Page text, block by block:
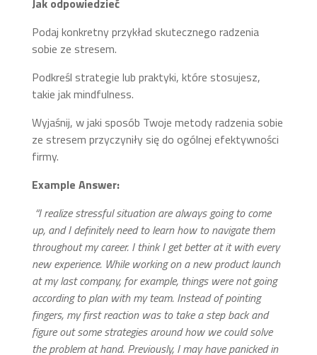
Jak odpowiedzieć
Podaj konkretny przykład skutecznego radzenia
sobie ze stresem.
Podkreśl strategie lub praktyki, które stosujesz,
takie jak mindfulness.
Wyjaśnij, w jaki sposób Twoje metody radzenia sobie
ze stresem przyczyniły się do ogólnej efektywności
firmy.
Example Answer:
“I realize stressful situation are always going to come
up, and I definitely need to learn how to navigate them
throughout my career. I think I get better at it with every
new experience. While working on a new product launch
at my last company, for example, things were not going
according to plan with my team. Instead of pointing
fingers, my first reaction was to take a step back and
figure out some strategies around how we could solve
the problem at hand. Previously, I may have panicked in